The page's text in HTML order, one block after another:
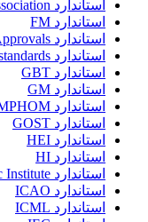
استاندارد Expansion Joint Manufacturers Association
استاندارد FM
استاندارد FM Approvals
استاندارد gbstandards
استاندارد GBT
استاندارد GM
استاندارد GMPHOM
استاندارد GOST
استاندارد HEI
استاندارد HI
استاندارد Hydraulic Institute
استاندارد ICAO
استاندارد ICML